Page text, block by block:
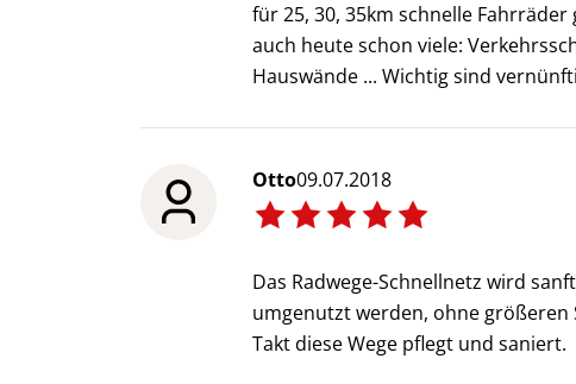
für 25, 30, 35km schnelle
auch heute schon viele:
Hauswände ... Wichtig sind
Otto09.07.2018
Das Radwege-Schnellnetz wird
umgenutzt werden, ohne größeren
Takt diese Wege pflegt und saniert.